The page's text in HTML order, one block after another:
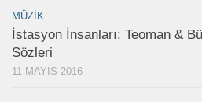
MÜZIK
İstasyon İnsanları: Teoman &
Sözleri
11 MAYIS 2016